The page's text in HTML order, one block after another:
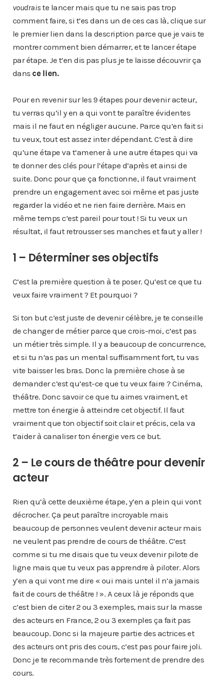
voudraiste lancer mais que tu ne sais pas trop
comment faire, si t’es dans un de ces cas là, clique sur
le premier lien dans la description parce que je vais te
montrer comment bien démarrer, et te lancer étape
par étape. Je t’en dis pas plus je te laisse découvrir ça
dans ce lien.
Pour en revenir sur les 9 étapes pour devenir acteur,
tu verras qu’il y en a qui vont te paraître évidentes
mais il ne faut en négliger aucune. Parce qu’en fait si
tu veux, tout est assez inter dépendant. C’est à dire
qu’une étape va t’amener à une autre étapes qui va
te donner des clés pour l’étape d’après et ainsi de
suite. Donc pour que ça fonctionne, il faut vraiment
prendre un engagement avec soi même et pas juste
regarder la vidéo et ne rien faire derrière. Mais en
même temps c’est pareil pour tout ! Si tu veux un
résultat, il faut retrousser ses manches et faut y aller !
1 – Déterminer ses objectifs
C’est la première question à te poser. Qu’est ce que tu
veux faire vraiment ? Et pourquoi ?
Si ton but c’est juste de devenir célèbre, je te conseille
de changer de métier parce que crois-moi, c’est pas
un métier très simple. Il y a beaucoup de concurrence,
et si tu n’as pas un mental suffisamment fort, tu vas
vite baisser les bras. Donc la première chose à se
demander c’est qu’est-ce que tu veux faire ? Cinéma,
théâtre. Donc savoir ce que tu aimes vraiment, et
mettre ton énergie à atteindre cet objectif. Il faut
vraiment que ton objectif soit clair et précis, cela va
t’aider à canaliser ton énergie vers ce but.
2 – Le cours de théâtre pour devenir
acteur
Rien qu’à cette deuxième étape, y’en a plein qui vont
décrocher. Ça peut paraître incroyable mais
beaucoup de personnes veulent devenir acteur mais
ne veulent pas prendre de cours de théâtre. C’est
comme si tu me disais que tu veux devenir pilote de
ligne mais que tu veux pas apprendre à piloter. Alors
y’en a qui vont me dire « oui mais untel il n’a jamais
fait de cours de théâtre ! ». A ceux là je réponds que
c’est bien de citer 2 ou 3 exemples, mais sur la masse
des acteurs en France, 2 ou 3 exemples ça fait pas
beaucoup. Donc si la majeure partie des actrices et
des acteurs ont pris des cours, c’est pas pour faire joli.
Donc je te recommande très fortement de prendre des
cours.